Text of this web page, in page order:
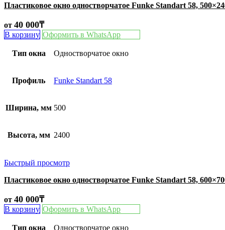
Пластиковое окно одностворчатое Funke Standart 58,
от 40 000₸
В корзину Оформить в WhatsApp
Тип окна Одностворчатое окно
Профиль Funke Standart 58
Ширина, мм 500
Высота, мм 2400
Быстрый просмотр
Пластиковое окно одностворчатое Funke Standart 58,
от 40 000₸
В корзину Оформить в WhatsApp
Тип окна Одностворчатое окно